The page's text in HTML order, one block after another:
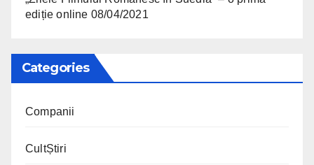
ediție online 08/04/2021
Categories
Companii
CultȘtiri